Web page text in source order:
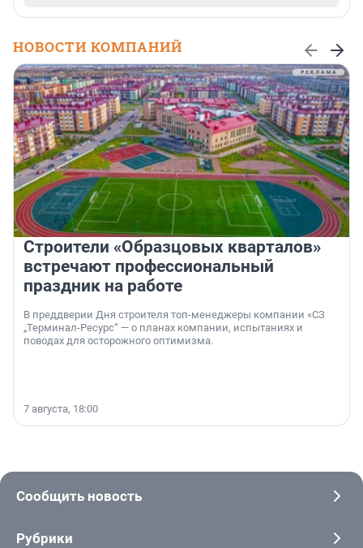
НОВОСТИ КОМПАНИЙ
Строители «Образцовых кварталов»
встречают профессиональный
праздник на работе
В преддверии Дня строителя топ-менеджеры компании «СЗ
„Терминал-Ресурс“ — о планах компании, испытаниях и
поводах для осторожного оптимизма.
7 августа, 18:00
Сообщить новость
Рубрики